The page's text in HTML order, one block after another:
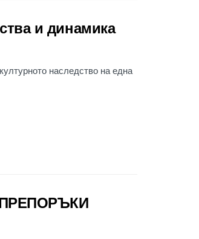
и динамика
наследство на една